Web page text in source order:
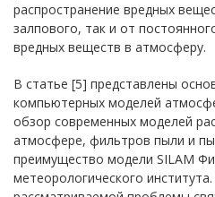
распространение вредных
залпового, так и от
вредных веществ в атмосферу.
В статье [5] представлены
компьютерных моделей
обзор современных моделей
атмосфере, фильтров пыли и
преимущество модели SILAM
метеорологического